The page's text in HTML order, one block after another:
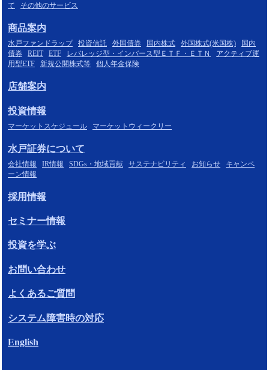
て
その他のサービス
商品案内
水戸ファンドラップ 投資信託 外国債券 国内株式 外国株式(米国株)
国内
債券
REIT ETF レバレッジ型・インバース型ＥＴＦ・ＥＴＮ
アクティブ運
用型ETF
新規公開株式等 個人年金保険
店舗案内
投資情報
マーケットスケジュール マーケットウィークリー
水戸証券について
会社情報 IR情報 SDGs・地域貢献 サステナビリティ お知らせ
キャンペ
ーン情報
採用情報
セミナー情報
投資を学ぶ
お問い合わせ
よくあるご質問
システム障害時の対応
English